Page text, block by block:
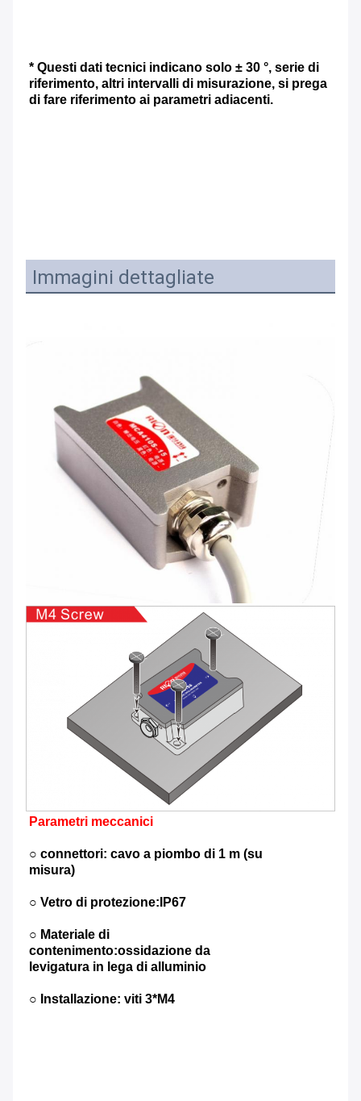
* Questi dati tecnici indicano solo ± 30 °, serie di
riferimento, altri intervalli di misurazione, si prega
di fare riferimento ai parametri adiacenti.
Immagini dettagliate
Parametri meccanici
○ connettori: cavo a piombo di 1 m (su
misura)
○ Vetro di protezione:IP67
○ Materiale di
contenimento:ossidazione da
levigatura in lega di alluminio
○ Installazione: viti 3*M4